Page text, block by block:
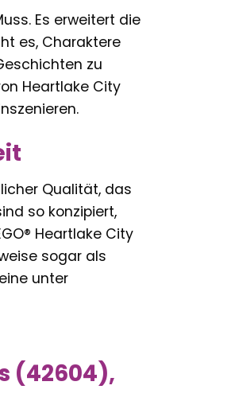
Es erweitert die
es, Charaktere
zu
Heartlake City
Qualität, das
so konzipiert,
Heartlake City
sogar als
unter
(42604),